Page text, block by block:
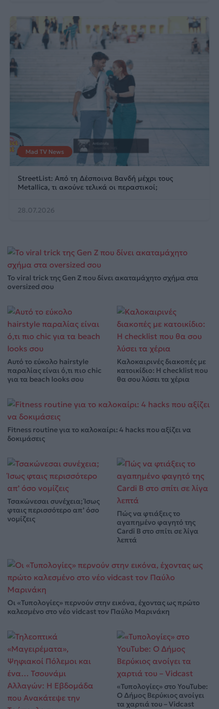
Mad TV News
StreetList: Από τη Δέσποινα Βανδή μέχρι τους
Metallica, τι ακούνε τελικά οι περαστικοί;
28.07.2026
Το viral trick της Gen Z που δίνει ακαταμάχητο σχήμα στα
oversized σου
Αυτό το εύκολο hairstyle
παραλίας είναι ό,τι πιο chic
για τα beach looks σου
Καλοκαιρινές διακοπές με
κατοικίδιο: Η checklist που
θα σου λύσει τα χέρια
Fitness routine για το καλοκαίρι: 4 hacks που αξίζει να
δοκιμάσεις
Τσακώνεσαι συνέχεια; Ίσως
φταις περισσότερο απ’ όσο
νομίζεις
Πώς να φτιάξεις το
αγαπημένο φαγητό της
Cardi B στο σπίτι σε λίγα
λεπτά
Οι «Τυπολογίες» περνούν στην εικόνα, έχοντας ως πρώτο
καλεσμένο στο νέο vidcast τον Παύλο Μαρινάκη
«Τυπολογίες» στο YouTube:
Ο Δήμος Βερύκιος ανοίγει
τα χαρτιά του – Vidcast